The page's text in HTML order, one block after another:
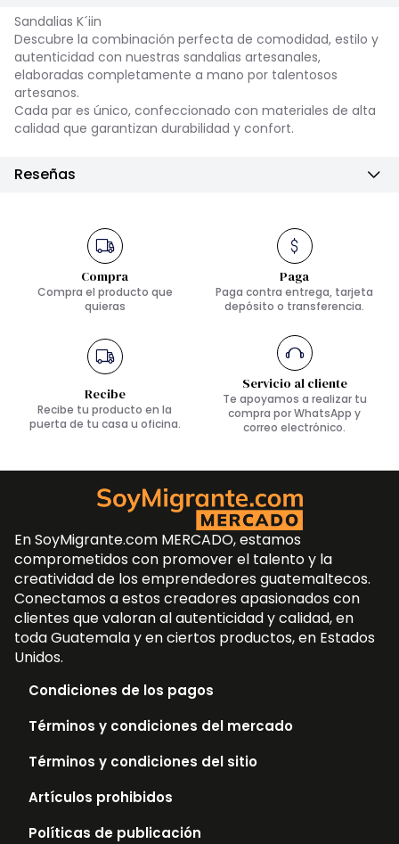
Sandalias K´iin
Descubre la combinación perfecta de comodidad, estilo y
autenticidad con nuestras sandalias artesanales,
elaboradas completamente a mano por talentosos
artesanos.
Cada par es único, confeccionado con materiales de alta
calidad que garantizan durabilidad y confort.
Reseñas
Compra
Compra el producto que
quieras
Paga
Paga contra entrega, tarjeta
depósito o transferencia.
Recibe
Recibe tu producto en la
puerta de tu casa u oficina.
Servicio al cliente
Te apoyamos a realizar tu
compra por WhatsApp y
correo electrónico.
En SoyMigrante.com MERCADO, estamos
comprometidos con promover el talento y la
creatividad de los emprendedores guatemaltecos.
Conectamos a estos creadores apasionados con
clientes que valoran al autenticidad y calidad, en
toda Guatemala y en ciertos productos, en Estados
Unidos.
Condiciones de los pagos
Términos y condiciones del mercado
Términos y condiciones del sitio
Artículos prohibidos
Políticas de publicación